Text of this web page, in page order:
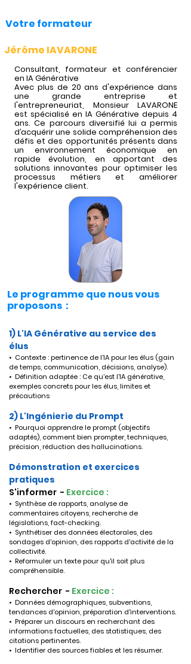
Votre formateur
Jérôme IAVARONE
Consultant, formateur et conférencier
en IA Générative
Avec plus de 20 ans d'expérience dans
une grande entreprise et
l'entrepreneuriat, Monsieur LAVARONE
est spécialisé en IA Générative depuis 4
ans. Ce parcours diversifié lui a permis
d’acquérir une solide compréhension des
défis et des opportunités présents dans
un environnement économique en
rapide évolution, en apportant des
solutions innovantes pour optimiser les
processus métiers et améliorer
l'expérience client.
Le programme que nous vous
proposons :
1) L'IA Générative au service des
élus
•  Contexte : pertinence de l'IA pour les élus (gain
de temps, communication, décisions, analyse).
•  Définition adaptée : Ce qu'est l'IA générative,
exemples concrets pour les élus, limites et
précautions
2) L'Ingénierie du Prompt
•  Pourquoi apprendre le prompt (objectifs
adaptés), comment bien prompter, techniques,
précision, réduction des hallucinations.
Démonstration et exercices
pratiques
S'informer  - Exercice :
•  Synthèse de rapports, analyse de
commentaires citoyens, recherche de
législations, fact-checking.
•  Synthétiser des données électorales, des
sondages d'opinion, des rapports d'activité de la
collectivité.
•  Reformuler un texte pour qu'il soit plus
compréhensible.
Rechercher  - Exercice :
•  Données démographiques, subventions,
tendances d'opinion, préparation d'interventions.
•  Préparer un discours en recherchant des
informations factuelles, des statistiques, des
citations pertinentes.
•  Identifier des sources fiables et les résumer.